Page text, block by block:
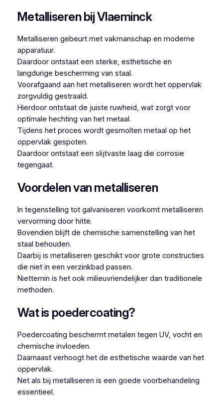
Metalliseren bij Vlaeminck
Metalliseren gebeurt met vakmanschap en moderne
apparatuur.
Daardoor ontstaat een sterke, esthetische en
langdurige bescherming van staal.
Voorafgaand aan het metalliseren wordt het oppervlak
zorgvuldig gestraald.
Hierdoor ontstaat de juiste ruwheid, wat zorgt voor
optimale hechting van het metaal.
Tijdens het proces wordt gesmolten metaal op het
oppervlak gespoten.
Daardoor ontstaat een slijtvaste laag die corrosie
tegengaat.
Voordelen van metalliseren
In tegenstelling tot galvaniseren voorkomt metalliseren
vervorming door hitte.
Bovendien blijft de chemische samenstelling van het
staal behouden.
Daarbij is metalliseren geschikt voor grote constructies
die niet in een verzinkbad passen.
Niettemin is het ook milieuvriendelijker dan traditionele
methoden.
Wat is poedercoating?
Poedercoating beschermt metalen tegen UV, vocht en
chemische invloeden.
Daarnaast verhoogt het de esthetische waarde van het
oppervlak.
Net als bij metalliseren is een goede voorbehandeling
essentieel.